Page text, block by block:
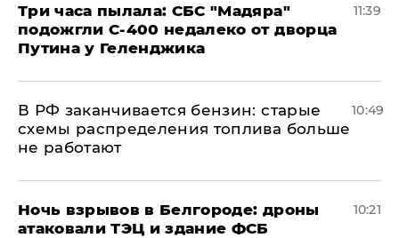
Три часа пылала: СБС "Мадяра"
подожгли С-400 недалеко от дворца
Путина у Геленджика
11:39
​В РФ заканчивается бензин: старые
схемы распределения топлива больше
не работают
10:49
​Ночь взрывов в Белгороде: дроны
атаковали ТЭЦ и здание ФСБ
10:21